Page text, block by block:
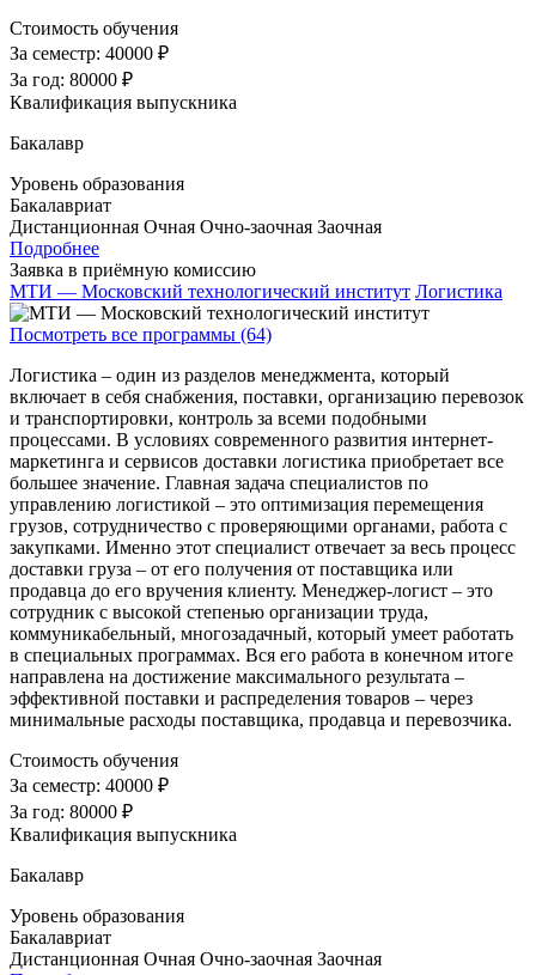
Стоимость обучения
За семестр: 40000 ₽
За год: 80000 ₽
Квалификация выпускника
Бакалавр
Уровень образования
Бакалавриат
Дистанционная Очная Очно-заочная Заочная
Подробнее
Заявка в приёмную комиссию
МТИ — Московский технологический институт Логистика
Посмотреть все программы (64)
Логистика – один из разделов менеджмента, который
включает в себя снабжения, поставки, организацию перевозок
и транспортировки, контроль за всеми подобными
процессами. В условиях современного развития интернет-
маркетинга и сервисов доставки логистика приобретает все
большее значение. Главная задача специалистов по
управлению логистикой – это оптимизация перемещения
грузов, сотрудничество с проверяющими органами, работа с
закупками. Именно этот специалист отвечает за весь процесс
доставки груза – от его получения от поставщика или
продавца до его вручения клиенту. Менеджер-логист – это
сотрудник с высокой степенью организации труда,
коммуникабельный, многозадачный, который умеет работать
в специальных программах. Вся его работа в конечном итоге
направлена на достижение максимального результата –
эффективной поставки и распределения товаров – через
минимальные расходы поставщика, продавца и перевозчика.
Стоимость обучения
За семестр: 40000 ₽
За год: 80000 ₽
Квалификация выпускника
Бакалавр
Уровень образования
Бакалавриат
Дистанционная Очная Очно-заочная Заочная